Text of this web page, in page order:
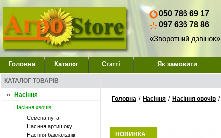
050 786 69 17
097 636 78 86
«Зворотний дзвінок»
Головна Каталог Статті Як замовити
КАТАЛОГ ТОВАРІВ
Насіння
Насіння овочів
Семена нута
Насіння артишоку
Насіння баклажанів
Головна / Насіння / Насіння овочів /
НОВИНКА